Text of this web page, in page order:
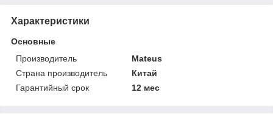
Характеристики
Основные
Производитель
Mateus
Страна производитель
Китай
Гарантийный срок
12 мес